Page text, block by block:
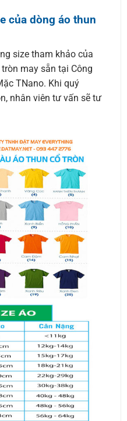
của dòng áo thun
size tham khảo của
may sẵn tại Công
TNano. Khi quý
nhân viên tư vấn sẽ tư